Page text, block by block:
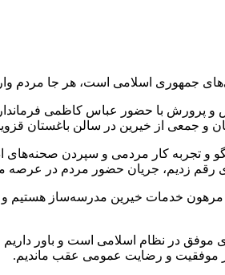
جمهوری اسلامی است، هر جا مردم
پرورش با حضور عباس کاظمی
و جمعی از خیرین در سالن باغستان
و تجربه کار مردمی و سپردن صحنه‌های
رقم زدیم، جریان حضور مردم در
خدمات خیرین مدرسه‌ساز هستیم
در نظام اسلامی است و باور
موفقیت و رضایت عمومی عقب ماندیم.